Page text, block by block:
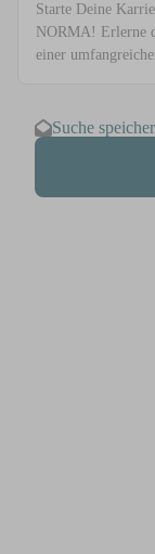
Starte Deine
NORMA! Erlerne
einer
Suche